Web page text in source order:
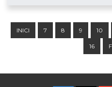
INICI 7 8 9 10
16